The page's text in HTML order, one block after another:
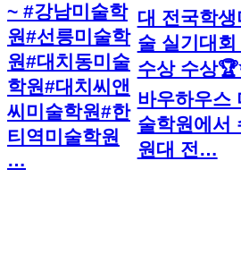
~ #강남미술학
원#선릉미술학
원#대치동미술
학원#대치씨앤
씨미술학원#한
티역미술학원
…
대 전국학생
술 실기대회
수상 수상
바우하우스
술학원에서
원대 전…